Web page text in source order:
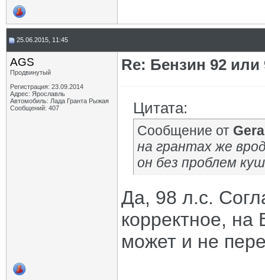
25.06.2015, 11:45
AGS
Продвинутый
Регистрация: 23.09.2014
Адрес: Ярославль
Автомобиль: Лада Гранта Рыжая
Сообщений: 407
Re: Бензин 92 или
Цитата:
Сообщение от
на грантах же
он без проблем
Да, 98 л.с.
корректное,
может и не